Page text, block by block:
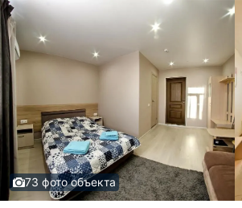
73 фото объекта